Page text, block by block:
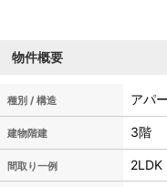
物件概要
種別 / 構造 アパ
建物階建 3階
間取り一例 2LDK